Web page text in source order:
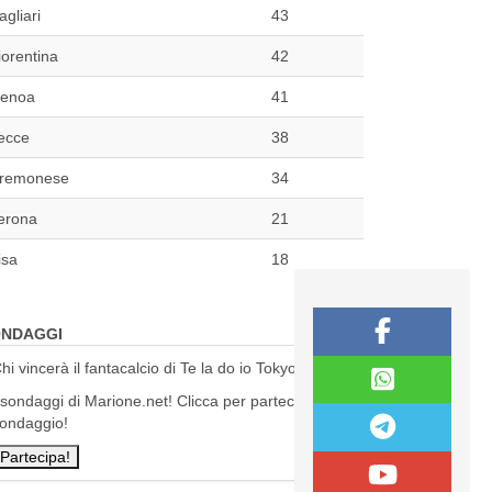
43
42
41
38
34
21
18
vincerà il fantacalcio di Te la do io Tokyo?
di Marione.net! Clicca per partecipare al